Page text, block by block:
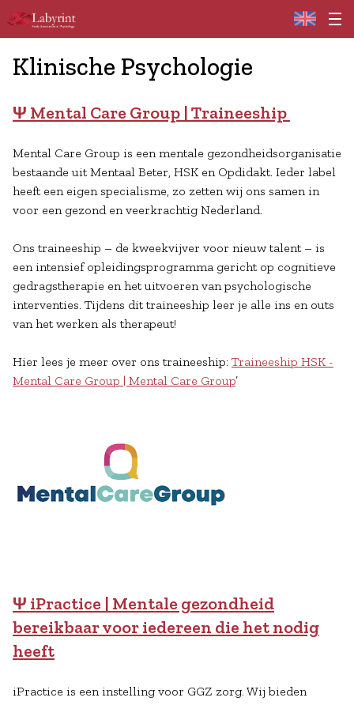
Home
Klinische Psychologie
Ψ Mental Care Group | Traineeship
Mental Care Group is een mentale gezondheidsorganisatie
bestaande uit Mentaal Beter, HSK en Opdidakt. Ieder label
heeft een eigen specialisme, zo zetten wij ons samen in
voor een gezond en veerkrachtig Nederland.
Ons traineeship – de kweekvijver voor nieuw talent – is
een intensief opleidingsprogramma gericht op cognitieve
gedragstherapie en het uitvoeren van psychologische
interventies. Tijdens dit traineeship leer je alle ins en outs
van het werken als therapeut!
Hier lees je meer over ons traineeship: Traineeship HSK -
Mental Care Group | Mental Care Group’
Ψ iPractice | Mentale gezondheid
bereikbaar voor iedereen die het nodig
heeft
iPractice is een instelling voor GGZ zorg. Wij bieden